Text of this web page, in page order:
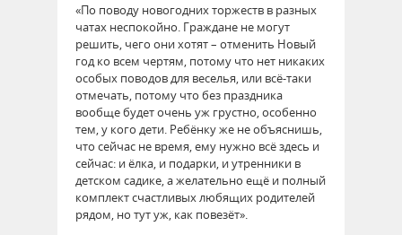
«По поводу новогодних торжеств в разных
чатах неспокойно. Граждане не могут
решить, чего они хотят – отменить Новый
год ко всем чертям, потому что нет никаких
особых поводов для веселья, или всё-таки
отмечать, потому что без праздника
вообще будет очень уж грустно, особенно
тем, у кого дети. Ребёнку же не объяснишь,
что сейчас не время, ему нужно всё здесь и
сейчас: и ёлка, и подарки, и утренники в
детском садике, а желательно ещё и полный
комплект счастливых любящих родителей
рядом, но тут уж, как повезёт».